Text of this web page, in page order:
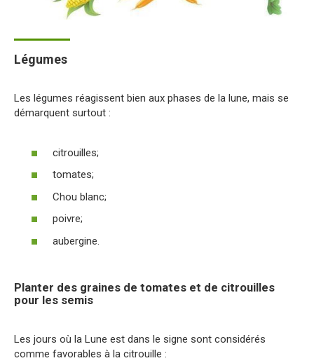
Légumes
Les légumes réagissent bien aux phases de la lune, mais se
démarquent surtout :
citrouilles;
tomates;
Chou blanc;
poivre;
aubergine.
Planter des graines de tomates et de citrouilles
pour les semis
Les jours où la Lune est dans le signe sont considérés
comme favorables à la citrouille :